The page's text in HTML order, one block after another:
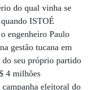
do qual vinha se
ISTOÉ
engenheiro Paulo
gestão tucana em
do seu próprio partido
4 milhões
eleitoral do